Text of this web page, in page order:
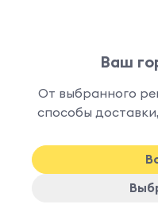
-10% Хит
Ваш
От выбранного
способы